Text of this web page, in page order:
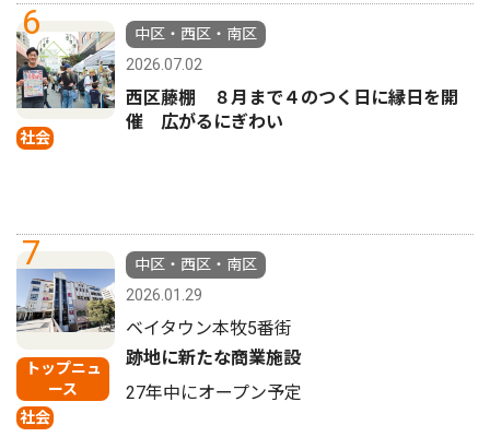
6
社会
中区・西区・南区
2026.07.02
西区藤棚 ８月まで４のつく日に縁日を開
催 広がるにぎわい
7
トップニュ
ース
社会
中区・西区・南区
2026.01.29
ベイタウン本牧5番街
跡地に新たな商業施設
27年中にオープン予定